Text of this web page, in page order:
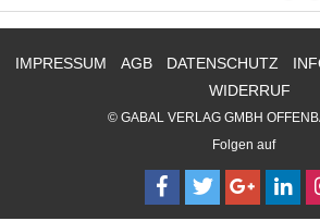
IMPRESSUM AGB DATENSCHUTZ
WIDERRUF
© GABAL VERLAG GMBH
Folgen auf